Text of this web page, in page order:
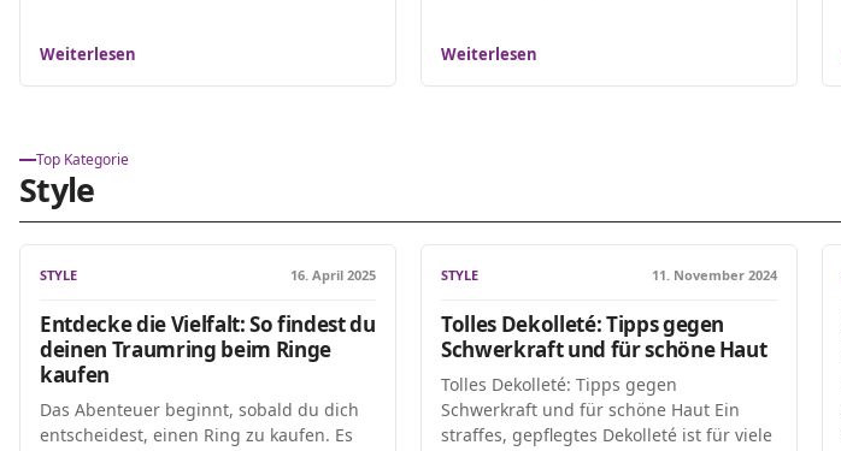
Weiterlesen Weiterlesen
Top Kategorie
Style
STYLE 16. April 2025
Entdecke die Vielfalt: So findest du
deinen Traumring beim Ringe
kaufen
Das Abenteuer beginnt, sobald du dich
entscheidest, einen Ring zu kaufen. Es
STYLE 11. November 2024
Tolles Dekolleté: Tipps gegen
Schwerkraft und für schöne Haut
Tolles Dekolleté: Tipps gegen
Schwerkraft und für schöne Haut Ein
straffes, gepflegtes Dekolleté ist für viele